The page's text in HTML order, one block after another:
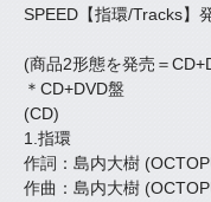
SPEED【指環/Tracks】
(商品2形態を発売＝
＊CD+DVD盤
(CD)
1.指環
作詞：島内大樹
作曲：島内大樹